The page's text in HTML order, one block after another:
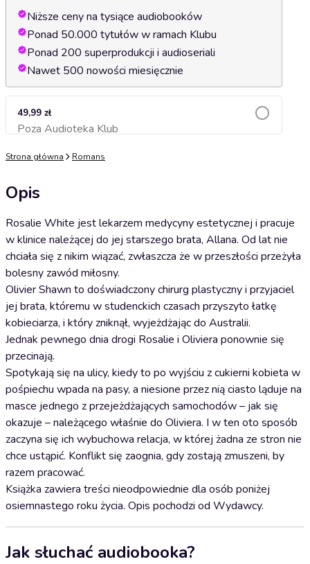
Niższe ceny na tysiące audiobooków
Ponad 50.000 tytułów w ramach Klubu
Ponad 200 superprodukcji i audioseriali
Nawet 500 nowości miesięcznie
49,99 zł
Poza Audioteka KlubDodaj do koszyka
Strona główna Romans
Opis
Rosalie White jest lekarzem medycyny estetycznej i pracuje
w klinice należącej do jej starszego brata, Allana. Od lat nie
chciała się z nikim wiązać, zwłaszcza że w przeszłości przeżyła
bolesny zawód miłosny.
Olivier Shawn to doświadczony chirurg plastyczny i przyjaciel
jej brata, któremu w studenckich czasach przyszyto łatkę
kobieciarza, i który zniknął, wyjeżdżając do Australii.
Jednak pewnego dnia drogi Rosalie i Oliviera ponownie się
przecinają.
Spotykają się na ulicy, kiedy to po wyjściu z cukierni kobieta w
pośpiechu wpada na pasy, a niesione przez nią ciasto ląduje na
masce jednego z przejeżdżających samochodów – jak się
okazuje – należącego właśnie do Oliviera. I w ten oto sposób
zaczyna się ich wybuchowa relacja, w której żadna ze stron nie
chce ustąpić. Konflikt się zaognia, gdy zostają zmuszeni, by
razem pracować.
Książka zawiera treści nieodpowiednie dla osób poniżej
osiemnastego roku życia. Opis pochodzi od Wydawcy.
Jak słuchać audiobooka?